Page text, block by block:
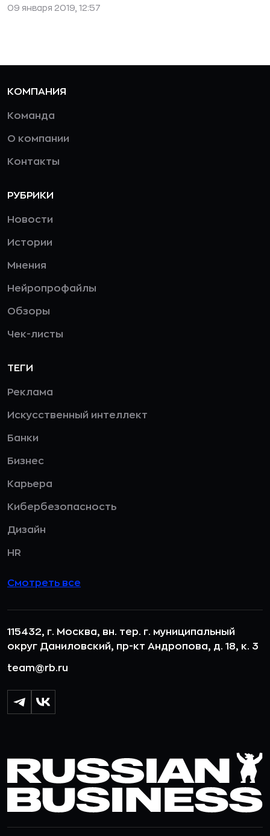
09 января 2019, 12:57
КОМПАНИЯ
Команда
О компании
Контакты
РУБРИКИ
Новости
Истории
Мнения
Нейропрофайлы
Обзоры
Чек-листы
ТЕГИ
Реклама
Искусственный интеллект
Банки
Бизнес
Карьера
Кибербезопасность
Дизайн
HR
Смотреть все
115432, г. Москва, вн. тер. г. муниципальный
округ Даниловский, пр-кт Андропова, д. 18, к. 3
team@rb.ru